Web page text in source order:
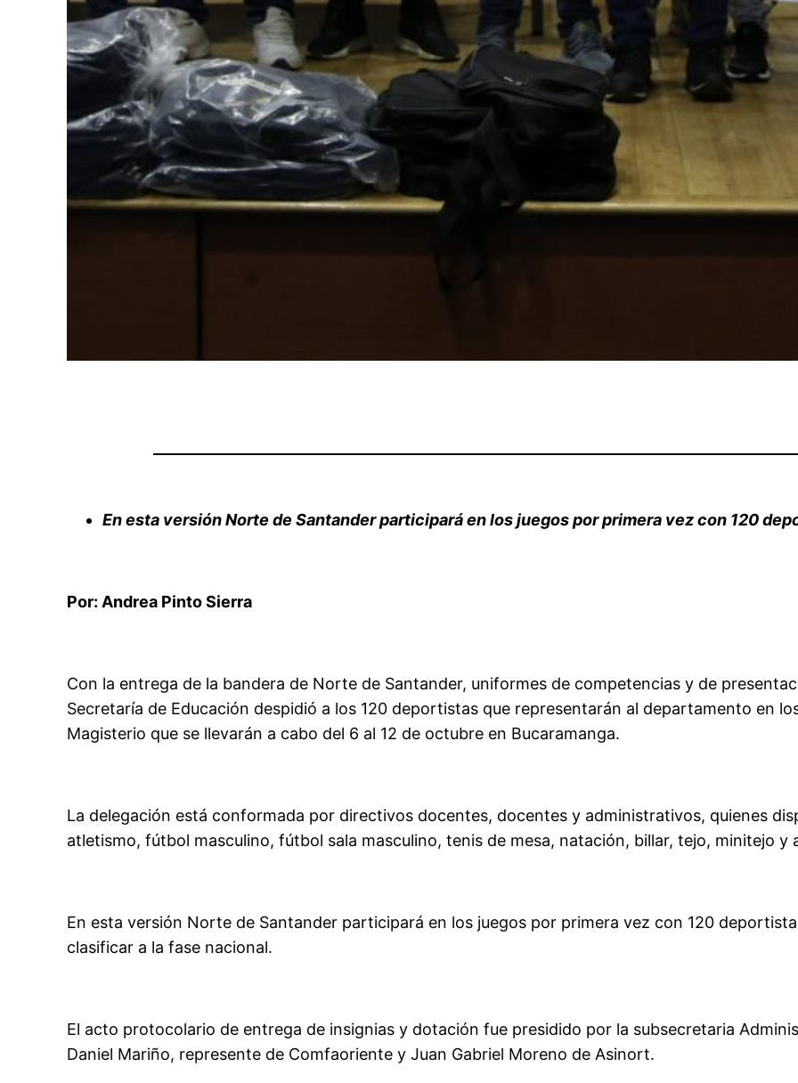
En esta versión Norte de Santander participará en los juegos por primera vez con 120
Por: Andrea Pinto Sierra
Con la entrega de la bandera de Norte de Santander, uniformes de competencias y de
Secretaría de Educación despidió a los 120 deportistas que representarán al departamento en
Magisterio que se llevarán a cabo del 6 al 12 de octubre en Bucaramanga.
La delegación está conformada por directivos docentes, docentes y administrativos, quienes
atletismo, fútbol masculino, fútbol sala masculino, tenis de mesa, natación, billar, tejo, minitejo y
En esta versión Norte de Santander participará en los juegos por primera vez con 120
clasificar a la fase nacional.
El acto protocolario de entrega de insignias y dotación fue presidido por la subsecretaria
Daniel Mariño, represente de Comfaoriente y Juan Gabriel Moreno de Asinort.